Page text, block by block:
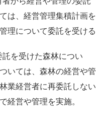
は、経営管理集積計画を
理について委託を受ける
を受けた森林につい
いては、森林の経営や管
業経営者に再委託しない
経営や管理を実施。